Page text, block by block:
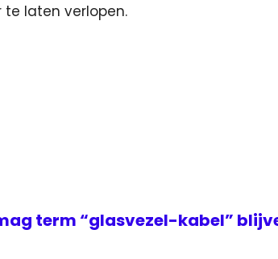
laten verlopen.
term “glasvezel-kabel”